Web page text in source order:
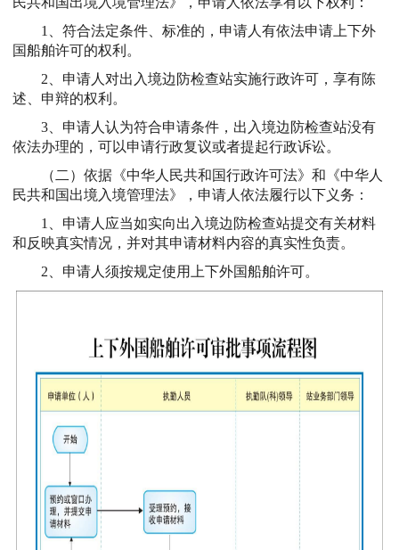
1、符合法定条件、标准的，申请人有依法申请上下外
国船舶许可的权利。
2、申请人对出入境边防检查站实施行政许可，享有陈
述、申辩的权利。
3、申请人认为符合申请条件，出入境边防检查站没有
依法办理的，可以申请行政复议或者提起行政诉讼。
（二）依据《中华人民共和国行政许可法》和《中华人
民共和国出境入境管理法》，申请人依法履行以下义务：
1、申请人应当如实向出入境边防检查站提交有关材料
和反映真实情况，并对其申请材料内容的真实性负责。
2、申请人须按规定使用上下外国船舶许可。